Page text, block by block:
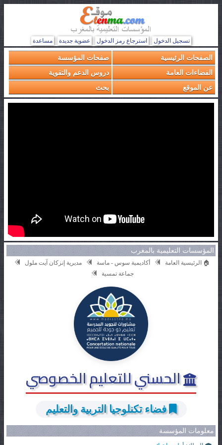
تسجيل الدخول استرجاع رمز الدخول عضوية جديدة مساعدة
الصفحات الرئيسية
صفحات المؤسسة
الفضاءات العامة
دروس الدعم والتقوية
عن الموقع
بحث
المؤسسات التعليمية بالمغرب
🏠 الرئيسية العامة أكاديمية سوس - ماسة
مديرية إنزكان آيت ملول
جماعة تمسية
الحسني للتعليم الخصوصي
فضاء تكنلوجيا التربية والتعليم
معلومات المؤسسة